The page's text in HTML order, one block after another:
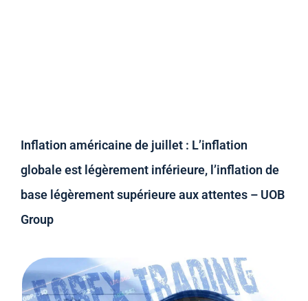
Inflation américaine de juillet : L’inflation
globale est légèrement inférieure, l’inflation de
base légèrement supérieure aux attentes – UOB
Group